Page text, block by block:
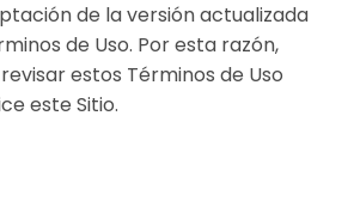
de la versión actualizada
de Uso. Por esta razón,
estos Términos de Uso
este Sitio.